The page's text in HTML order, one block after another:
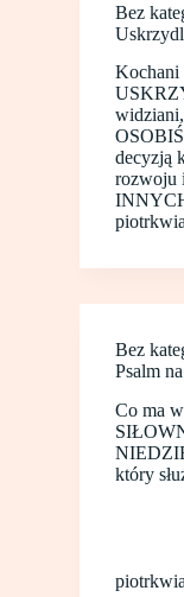
Bez
Kochani
decyzją
rozwoju
Bez
Psalm
Co ma
który